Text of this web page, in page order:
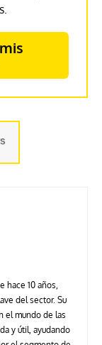
hace 10 años,
del sector. Su
el mundo de las
y útil, ayudando